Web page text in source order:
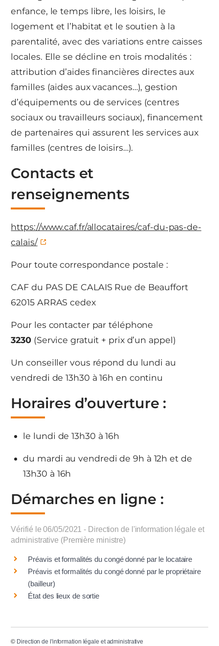
enfance, le temps libre, les loisirs, le
logement et l’habitat et le soutien à la
parentalité, avec des variations entre caisses
locales. Elle se décline en trois modalités :
attribution d’aides financières directes aux
familles (aides aux vacances…), gestion
d’équipements ou de services (centres
sociaux ou travailleurs sociaux), financement
de partenaires qui assurent les services aux
familles (centres de loisirs…).
Contacts et
renseignements
https://www.caf.fr/allocataires/caf-du-pas-de-
calais/
Pour toute correspondance postale :
CAF du PAS DE CALAIS Rue de Beauffort
62015 ARRAS cedex
Pour les contacter par téléphone
3230 (Service gratuit + prix d’un appel)
Un conseiller vous répond du lundi au
vendredi de 13h30 à 16h en continu
Horaires d’ouverture :
le lundi de 13h30 à 16h
du mardi au vendredi de 9h à 12h et de
13h30 à 16h
Démarches en ligne :
Vérifié le 06/05/2021 - Direction de l'information légale et
administrative (Première ministre)
Préavis et formalités du congé donné par le locataire
Préavis et formalités du congé donné par le propriétaire
(bailleur)
État des lieux de sortie
© Direction de l'information légale et administrative